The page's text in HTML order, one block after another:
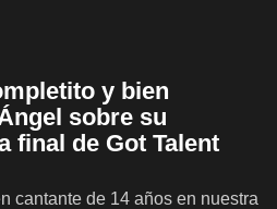
y bien
sobre su
final de Got Talent
cantante de 14 años en nuestra